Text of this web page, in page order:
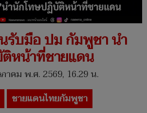
บมือ ปม กัมพูชา นำ
หน้าที่ชายแดน
คม พ.ศ. 2569, 16.29 น.
ชายแดนไทยกัมพูชา